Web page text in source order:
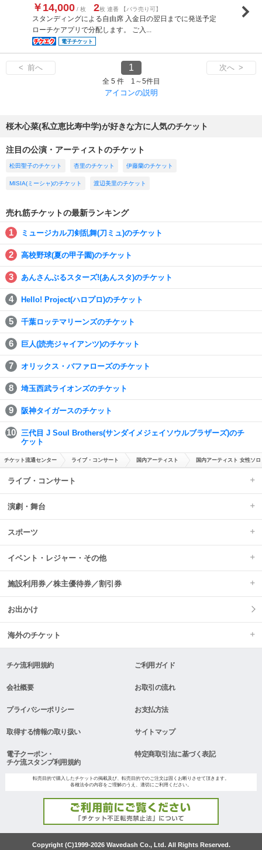
￥14,000 / 枚 2枚 連番 【バラ売り可】
スタンディングによる自由席 入金日の翌日までに発送予定
ローチケアプリで分配します。 ご入...
電子チケット
< 前へ 1 次へ >
全 5 件 1～5件目
アイコンの説明
桜木心菜(私立恵比寿中学)が好きな方に人気のチケット
注目の公演・アーティストのチケット
松田聖子のチケット 杏里のチケット 伊藤蘭のチケット
MISIA(ミーシャ)のチケット 渡辺美里のチケット
売れ筋チケットの最新ランキング
ミュージカル刀剣乱舞(刀ミュ)のチケット
高校野球(夏の甲子園)のチケット
あんさんぶるスターズ!(あんスタ)のチケット
Hello! Project(ハロプロ)のチケット
千葉ロッテマリーンズのチケット
巨人(読売ジャイアンツ)のチケット
オリックス・バファローズのチケット
埼玉西武ライオンズのチケット
阪神タイガースのチケット
三代目 J Soul Brothers(サンダイメジェイソウルブラザーズ)のチ
ケット
チケット流通センター ライブ・コンサート 国内アーティスト 国内アーティスト 女性ソロ
ライブ・コンサート
演劇・舞台
スポーツ
イベント・レジャー・その他
施設利用券／株主優待券／割引券
お出かけ
海外のチケット
チケ流利用規約 ご利用ガイド
会社概要 お取引の流れ
プライバシーポリシー お支払方法
取得する情報の取り扱い サイトマップ
電子クーポン・
チケ流スタンプ利用規約
特定商取引法に基づく表記
転売目的で購入したチケットの掲載及び、転売目的でのご注文は固くお断りさせて頂きます。
各種法令の内容をご理解のうえ、適切にご利用ください。
Copyright (C)1999-2026 Wavedash Co., Ltd. All Rights Reserved.